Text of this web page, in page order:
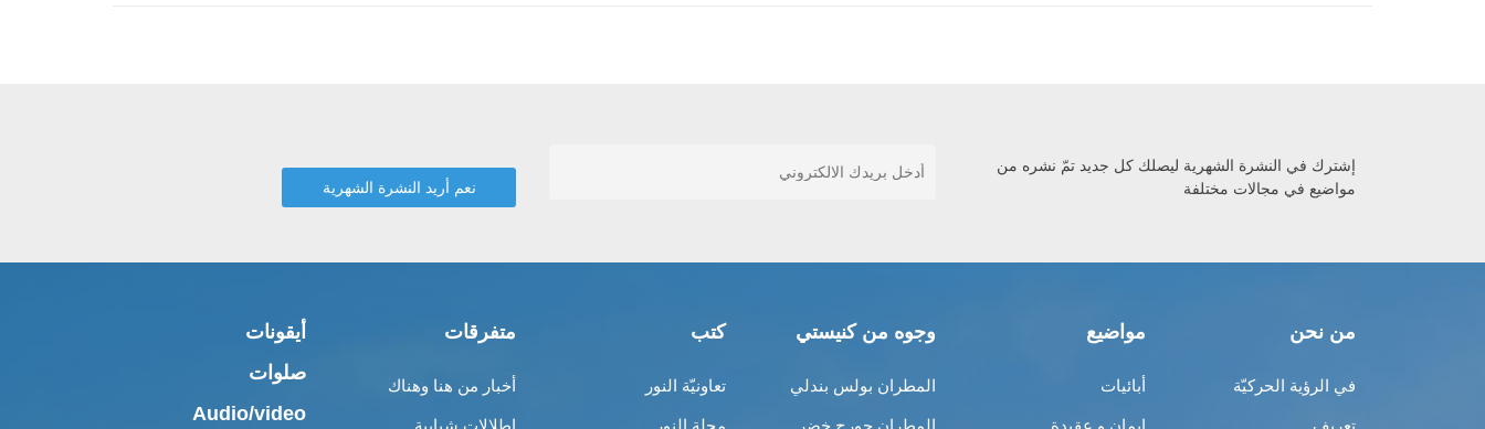
إشترك في النشرة الشهرية ليصلك كل جديد تمّ نشره من
مواضيع في مجالات مختلفة
من نحن
في الرؤية الحركيّة
تعريف
مواضيع
أبائيات
إيمان و عقيدة
وجوه من كنيستي
المطران بولس بندلي
المطران جورج خضر
كتب
تعاونيّة النور
مجلة النور
متفرقات
أخبار من هنا وهناك
إطلالات شبابية
أيقونات
صلوات
Audio/video